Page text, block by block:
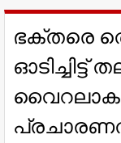
ഭക്തരെ
ഓടിച്ചിട്ട്